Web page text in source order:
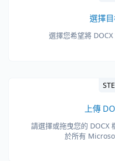
選擇
選擇您希望將
上傳
請選擇或拖曳您的 DOCX
於所有